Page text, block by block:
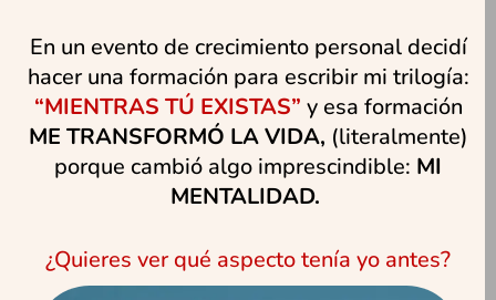
En un evento de crecimiento personal decidí
hacer una formación para escribir mi trilogía:
“MIENTRAS TÚ EXISTAS” y esa formación
ME TRANSFORMÓ LA VIDA, (literalmente)
porque cambió algo imprescindible: MI
MENTALIDAD.
¿Quieres ver qué aspecto tenía yo antes?